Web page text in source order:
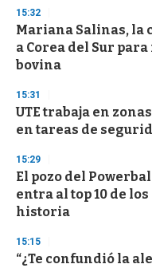
15:32
Mariana Salinas, la
a Corea del Sur
bovina
15:31
UTE trabaja en
en tareas de
15:29
El pozo del
entra al top 10 de
historia
15:15
“¿Te confundió la